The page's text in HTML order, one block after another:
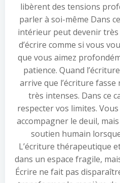
libèrent des tensions
parler à soi-même Dans
intérieur peut devenir très
d’écrire comme si vous
que vous aimez
patience. Quand
arrive que l’écriture
très intenses. Dans ce
respecter vos limites.
accompagner le deuil,
soutien humain
L’écriture thérapeutique
dans un espace fragile,
Écrire ne fait pas